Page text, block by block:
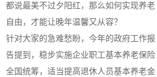
都说最美不过夕阳红，那么如何实现养老
自由，才能让晚年温馨又从容？
针对大家的急难愁盼，今年的政府工作报
告提到，稳步实施企业职工基本养老保险
全国统筹，适当提高退休人员基本养老金